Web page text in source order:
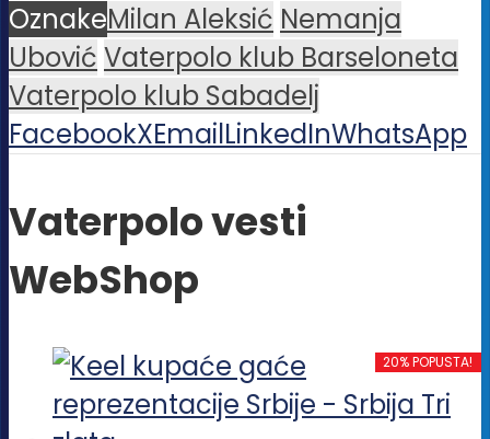
OznakeMilan Aleksić Nemanja
Ubović Vaterpolo klub Barseloneta
Vaterpolo klub Sabadelj
FacebookXEmailLinkedInWhatsApp
Vaterpolo vesti
WebShop
20% POPUSTA!